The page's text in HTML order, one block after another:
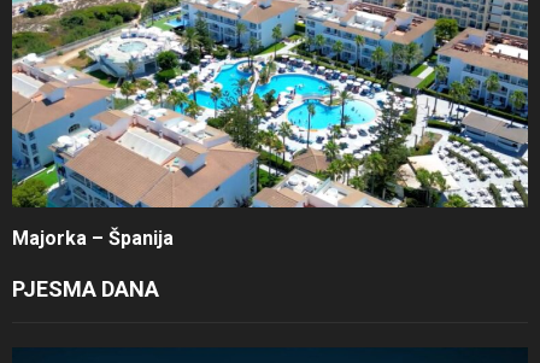
Majorka – Španija
PJESMA DANA